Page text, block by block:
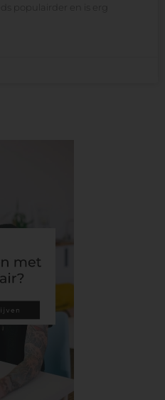
populairder en is erg